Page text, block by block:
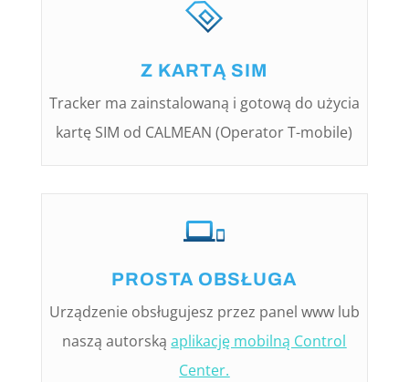
Z KARTĄ SIM
Tracker ma zainstalowaną i gotową do użycia
kartę SIM od CALMEAN (Operator T-mobile)
PROSTA OBSŁUGA
Urządzenie obsługujesz przez panel www lub
naszą autorskąaplikację mobilną Control
Center.